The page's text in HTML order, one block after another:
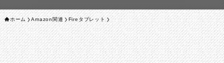
ホーム Amazon関連 Fireタブレット